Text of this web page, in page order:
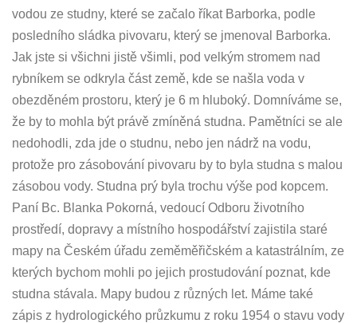
vodou ze studny, které se začalo říkat Barborka, podle
posledního sládka pivovaru, který se jmenoval Barborka.
Jak jste si všichni jistě všimli, pod velkým stromem nad
rybníkem se odkryla část země, kde se našla voda v
obezděném prostoru, který je 6 m hluboký. Domníváme se,
že by to mohla být právě zmíněná studna. Pamětníci se ale
nedohodli, zda jde o studnu, nebo jen nádrž na vodu,
protože pro zásobování pivovaru by to byla studna s malou
zásobou vody. Studna prý byla trochu výše pod kopcem.
Paní Bc. Blanka Pokorná, vedoucí Odboru životního
prostředí, dopravy a místního hospodářství zajistila staré
mapy na Českém úřadu zeměměřičském a katastrálním, ze
kterých bychom mohli po jejich prostudování poznat, kde
studna stávala. Mapy budou z různých let. Máme také
zápis z hydrologického průzkumu z roku 1954 o stavu vody